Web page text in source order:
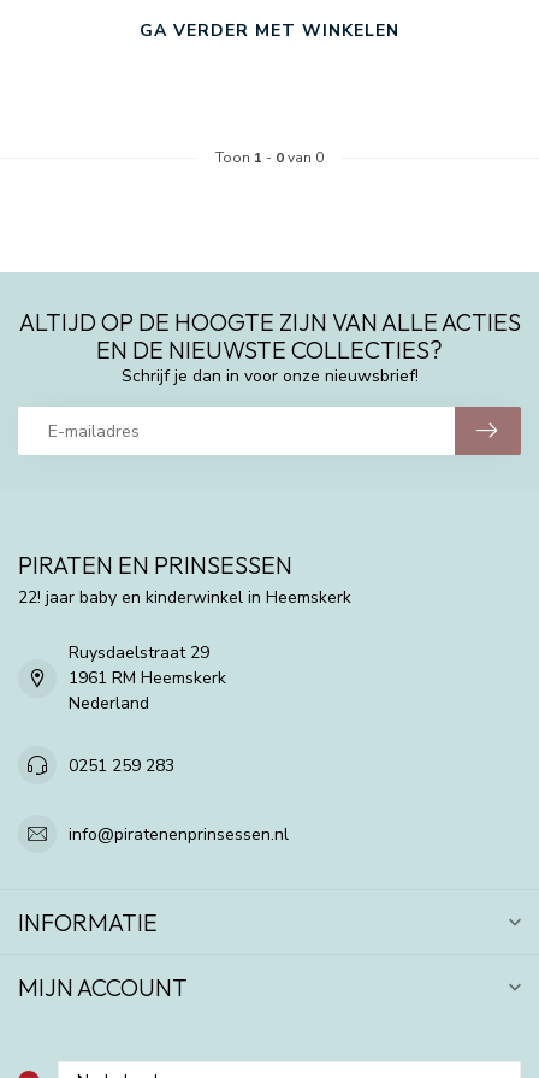
GA VERDER MET WINKELEN
Toon 1 - 0van 0
ALTIJD OP DE HOOGTE ZIJN VAN ALLE ACTIES
EN DE NIEUWSTE COLLECTIES?
Schrijf je dan in voor onze nieuwsbrief!
PIRATEN EN PRINSESSEN
22! jaar baby en kinderwinkel in Heemskerk
Ruysdaelstraat 29
1961 RM Heemskerk
Nederland
0251 259 283
info@piratenenprinsessen.nl
INFORMATIE
MIJN ACCOUNT